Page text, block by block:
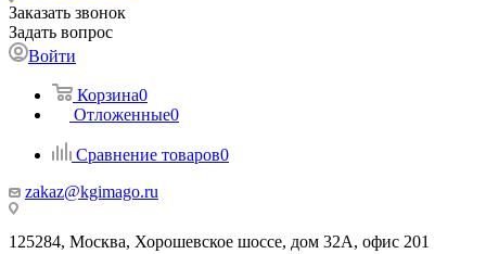
Заказать звонок
Задать вопрос
Войти
Корзина0
Отложенные0
Сравнение товаров0
zakaz@kgimago.ru
125284, Москва, Хорошевское шоссе, дом 32А, офис 201